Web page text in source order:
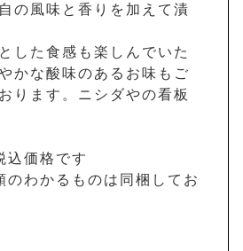
の風味と香りを加えて漬
した食感も楽しんでいた
かな酸味のあるお味もご
ります。ニシダやの看板
込価格です
のわかるものは同梱してお